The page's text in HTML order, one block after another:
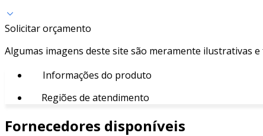
Solicitar orçamento
Algumas imagens deste site são meramente ilustrativas
Informações do produto
Regiões de atendimento
Fornecedores disponíveis